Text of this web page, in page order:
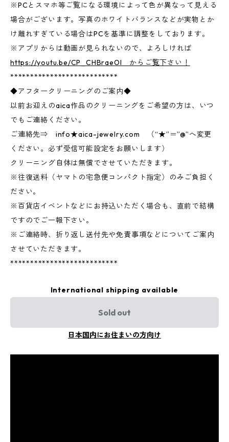
※PCとスマホ等ご覧になる環境によって色が異なって見える
場合がございます。写真のホワイトバランスなどが実物とか
け離れすぎている場合はPCを基準に調整をしております。
※アプリからは動画が見られないので、よろしければ
https://youtu.be/CP_CHBraeOI からご覧下さい！
***************************
◆アフタークリーニングのご案内◆
以前お迎えのaica作品のクリーニングをご希望の方は、いつ
でもご連絡ください。
ご連絡先⇒ info★aica-jewelry.com （“★”＝”@”へ変更
ください。必ず受信可能設定をお願いします）
クリーニング自体は無償でさせていただきます。
※往復送料（ヤマトの宅急便コンパクト指定）のみご負担く
ださい。
※百貨店イベントなどにお持込いただく場合も、直前で結構
ですのでご一報下さい。
※ご連絡時、折り返し送付先や免責事項などについてご案内
させていただきます。
***************************
International shipping available
Sold out
日本国内にお住まいの方向け